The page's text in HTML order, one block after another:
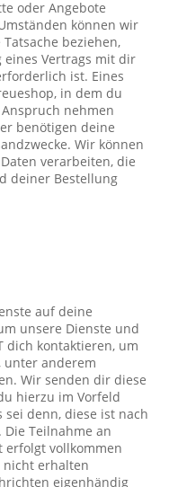
oder Angebote
können wir
beziehen,
Vertrags mit dir
ist. Eines
in dem du
nehmen
benötigen deine
Wir können
verarbeiten, die
deiner Bestellung
auf deine
unsere Dienste und
dich kontaktieren, um
unter anderem
Wir senden dir diese
hierzu im Vorfeld
denn, diese ist nach
Teilnahme an
vollkommen
nicht erhalten
eigenhändig